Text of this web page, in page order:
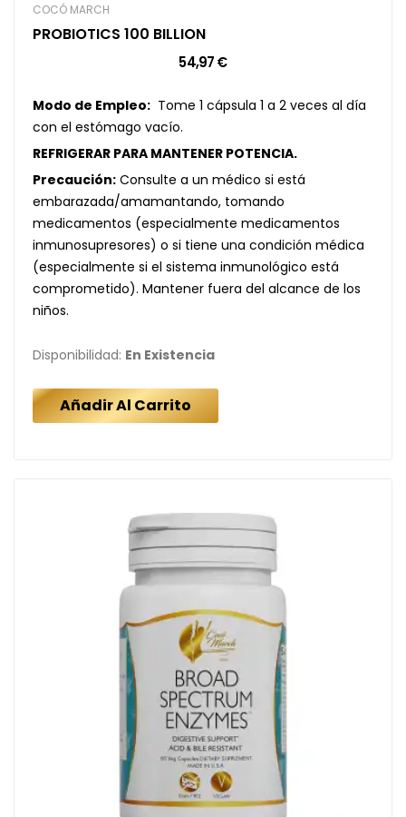
COCÓ MARCH
PROBIOTICS 100 BILLION
54,97 €
Modo de Empleo: Tome 1 cápsula 1 a 2 veces al día
con el estómago vacío.
REFRIGERAR PARA MANTENER POTENCIA.
Precaución: Consulte a un médico si está
embarazada/amamantando, tomando
medicamentos (especialmente medicamentos
inmunosupresores) o si tiene una condición médica
(especialmente si el sistema inmunológico está
comprometido). Mantener fuera del alcance de los
niños.
Disponibilidad: En Existencia
Añadir Al Carrito